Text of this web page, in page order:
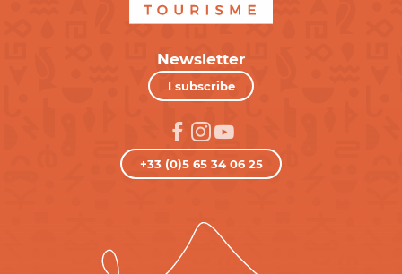
Newsletter
I subscribe
+33 (0)5 65 34 06 25